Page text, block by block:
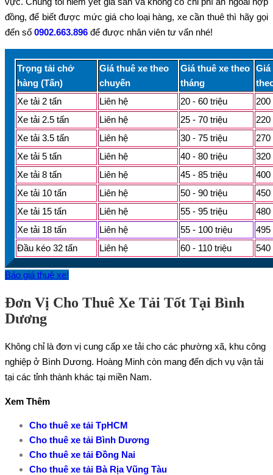
đồng, để biết được mức giá cho loại hàng, xe cần thuê thì hãy gọi
đến số 0902.663.896 để được nhân viên tư vấn nhé!
Trọng tải chở
hàng (Tấn)
Giá thuê xe theo
chuyến
Giá thuê xe theo
tháng
Giá
Xe tải 2 tấn
Liên hệ 20 - 60 triệu
200
Xe tải 2.5 tấn
Liên hệ 25 - 70 triệu
220
Xe tải 3.5 tấn
Liên hệ 30 - 75 triệu
270
Xe tải 5 tấn
Liên hệ 40 - 80 triệu
320
Xe tải 8 tấn
Liên hệ 45 - 85 triệu
400
Xe tải 10 tấn
Liên hệ 50 - 90 triệu
450
Xe tải 15 tấn
Liên hệ 55 - 95 triệu
480
Xe tải 18 tấn
Liên hệ 55 - 100 triệu
495
Đầu kéo 32 tấn
Liên hệ 60 - 110 triệu 540
Báo giá thuê xe!
Đơn Vị Cho Thuê Xe Tải Tốt Tại Bình
Dương
Không chỉ là đơn vị cung cấp xe tải cho các phường xã, khu công
nghiệp ở Bình Dương. Hoàng Minh còn mang đến dịch vụ vận tải
tại các tỉnh thành khác tại miền Nam.
Xem Thêm
Cho thuê xe tải TpHCM
Cho thuê xe tải Bình Dương
Cho thuê xe tải Đồng Nai
Cho thuê xe tải Bà Rịa Vũng Tàu